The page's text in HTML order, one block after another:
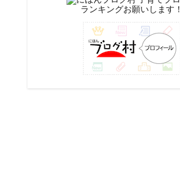
ランキングお願いします！